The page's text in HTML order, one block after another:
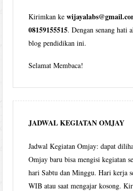
Kirimkan ke
08159155515. Dengan senang hati
blog pendidikan ini.
Selamat Membaca!
JADWAL KEGIATAN OMJAY
Jadwal Kegiatan Omjay: dapat
Omjay baru bisa mengisi kegiatan
hari Sabtu dan Minggu. Hari kerja
WIB atau saat mengajar kosong.